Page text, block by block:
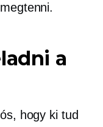
a
hogy ki tud